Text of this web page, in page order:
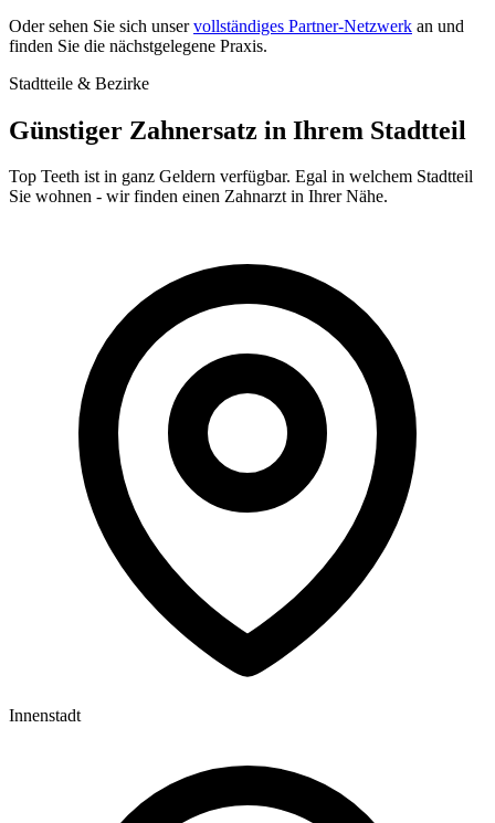
Oder sehen Sie sich unservollständiges Partner-Netzwerk an und
finden Sie die nächstgelegene Praxis.
Stadtteile & Bezirke
Günstiger Zahnersatz in Ihrem Stadtteil
Top Teeth ist in ganz Geldern verfügbar. Egal in welchem Stadtteil
Sie wohnen - wir finden einen Zahnarzt in Ihrer Nähe.
Innenstadt